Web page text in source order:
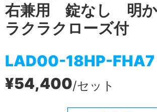
右兼用 錠なし 明
ラクラクローズ付
LAD00-18HP-FHA7
¥54,400/セット